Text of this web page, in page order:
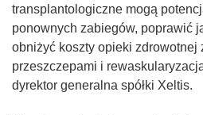
transplantologiczne mogą
ponownych zabiegów, poprawić
obniżyć koszty opieki zdrowotnej
przeszczepami i
dyrektor generalna spółki Xeltis.